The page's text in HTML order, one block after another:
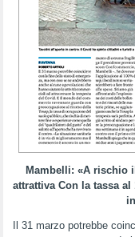
Mambelli: «A rischio
attrattiva Con la tassa
Il 31 marzo potrebbe